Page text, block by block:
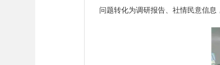
问题转化为调研报告、社情民意信息